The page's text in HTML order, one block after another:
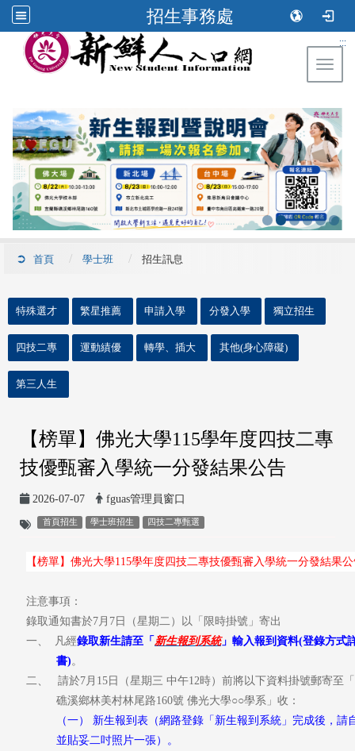
招生事務處
:::
首頁 學士班 招生訊息
特殊選才 繁星推薦 申請入學 分發入學 獨立招生
四技二專 運動績優 轉學、插大 其他(身心障礙)
第三人生
【榜單】佛光大學115學年度四技二專
技優甄審入學統一分發結果公告
2026-07-07 fguas管理員窗口
首頁招生 學士班招生 四技二專甄選
【榜單】佛光大學115學年度四技二專技優甄審入學統一分發結果
注意事項：
錄取通知書於7 月7日（星期二）以「限時掛號」寄出
一、
凡經錄取新生請至「新生報到系統」輸入報到資料(登錄方式
書) 。
二、
請於7 月 15日（星期三 中午12時）前將以下資料掛號郵寄至
礁溪鄉林美村林尾路160號 佛光大學○○學系」收 ：
（一）
新生報到表 （網路登錄「新生報到系統」完成後，請
並貼妥二吋照片一張）
。